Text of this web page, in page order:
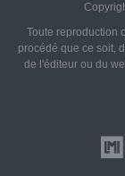
Toute reproduction
procédé que ce soit,
de l'éditeur ou du